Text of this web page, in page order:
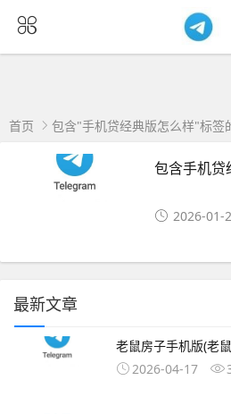
首页 包含"手机贷经典版怎么样"标签
包含手机贷
2026-01-
最新文章
老鼠房子手机版(老
2026-04-17